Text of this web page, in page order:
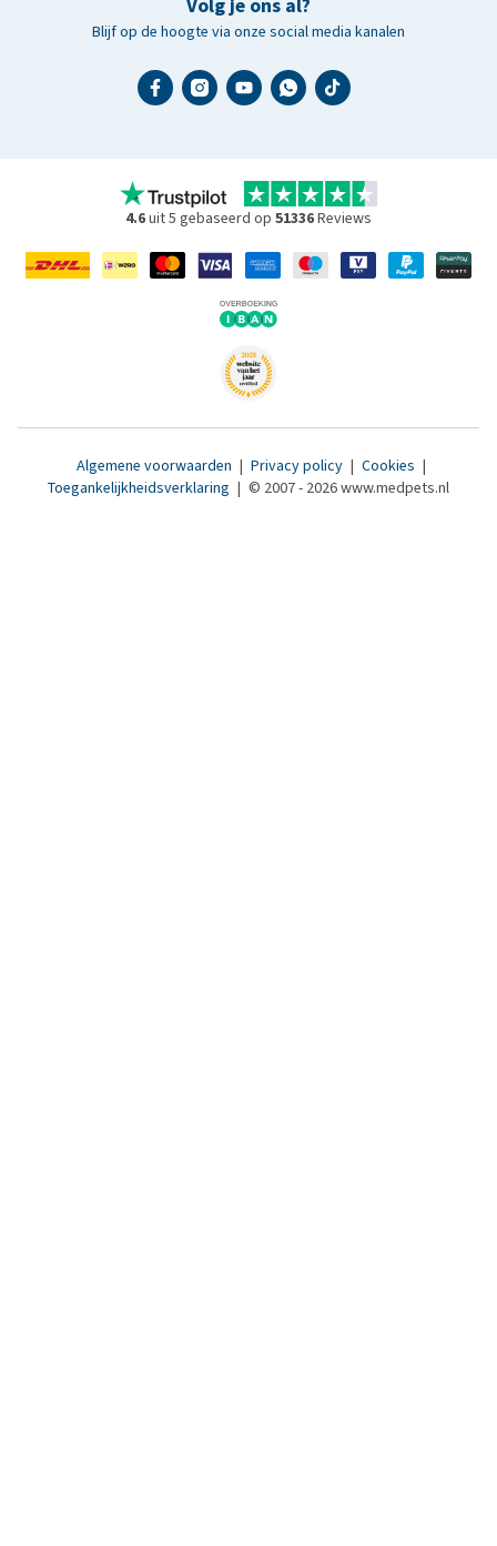
Volg je ons al?
Blijf op de hoogte via onze social media kanalen
4.6uit 5 gebaseerd op 51336Reviews
Algemene voorwaarden | Privacy policy | Cookies |
Toegankelijkheidsverklaring | © 2007 - 2026 www.medpets.nl